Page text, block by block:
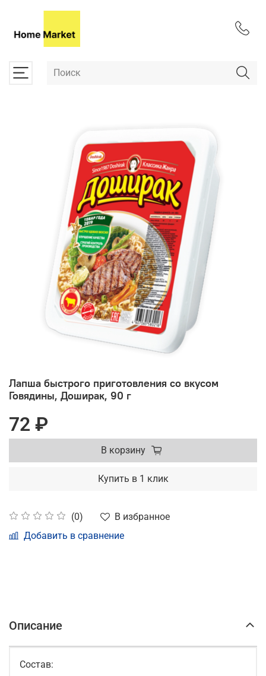
Лапша быстрого приготовления со вкусом
Говядины, Доширак, 90 г
(0)
В избранное
Добавить в сравнение
72 ₽
В корзину
Купить в 1 клик
Описание
Состав: